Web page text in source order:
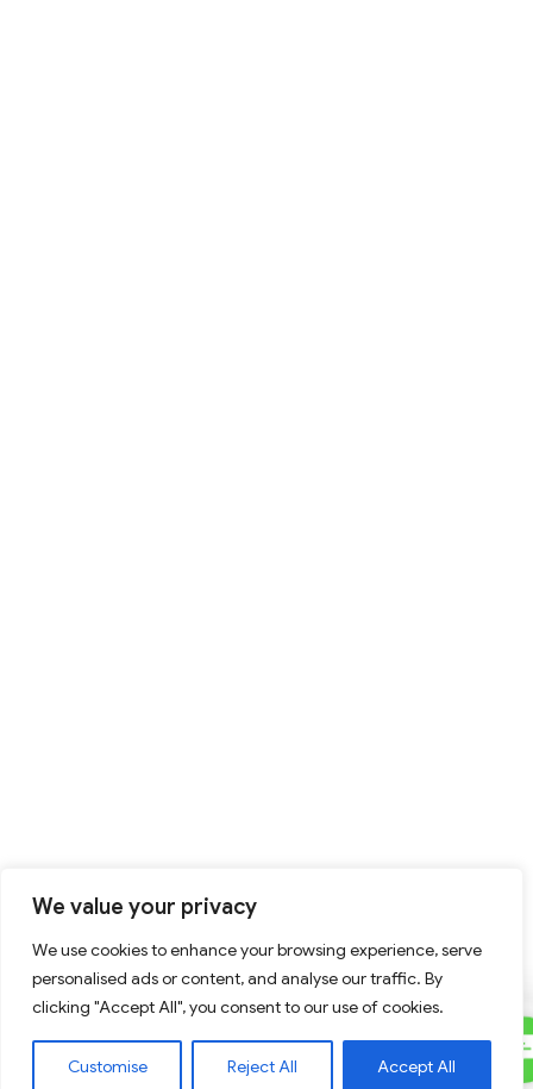
We value your privacy
We use cookies to enhance your browsing experience, serve
personalised ads or content, and analyse our traffic. By
clicking "Accept All", you consent to our use of cookies.
Customise Reject All Accept All